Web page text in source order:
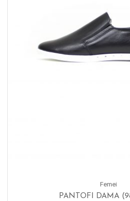
Femei
PANTOFI DAMA